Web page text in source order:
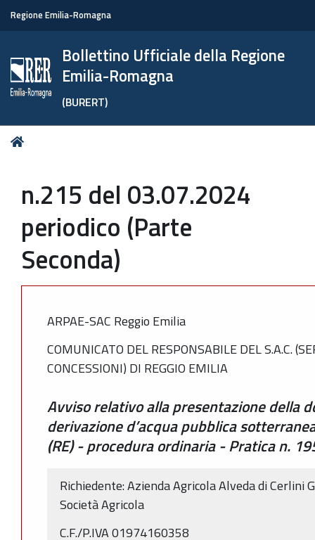
Regione Emilia-Romagna
Bollettino Ufficiale della Regione
Emilia-Romagna
(BURERT)
Tu
n.215 del 03.07.2024
periodico (Parte
Seconda)
ARPAE-SAC Reggio Emilia
COMUNICATO DEL RESPONSABILE DEL S.A.C.
CONCESSIONI) DI REGGIO EMILIA
Avviso relativo alla presentazione della
derivazione d’acqua pubblica
(RE) - procedura ordinaria - Pratica n.
Richiedente: Azienda Agricola Alveda di Cerlini
Società Agricola
C.F./P.IVA 01974160358